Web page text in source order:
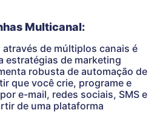
Multicanal:
através de múltiplos canais é
estratégias de marketing
robusta de automação de
que você crie, programe e
e-mail, redes sociais, SMS e
de uma plataforma